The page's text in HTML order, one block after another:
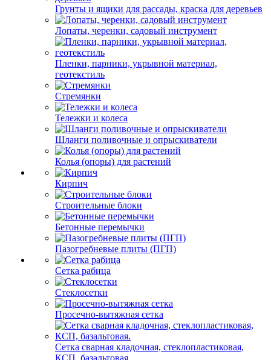
Грунты и ящики для рассады, краска для деревьев
Лопаты, черенки, садовый инструмент
Пленки, парники, укрывной материал,
геотекстиль
Стремянки
Тележки и колеса
Шланги поливочные и опрыскиватели
Колья (опоры) для растений
Кирпич
Строительные блоки
Бетонные перемычки
Пазогребневые плиты (ПГП)
Сетка рабица
Стеклосетки
Просечно-вытяжная сетка
Сетка сварная кладочная, стеклопластиковая,
КСП, базальтовая.